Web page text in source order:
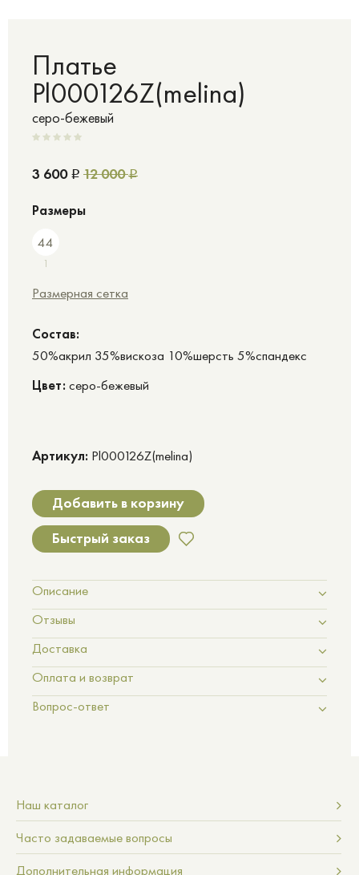
Платье
Pl000126Z(melina)
серо-бежевый
3 600 Р 12 000Р
Размеры
44
1
Размерная сетка
Cостав:
50%акрил 35%вискоза 10%шерсть 5%спандекс
Цвет: серо-бежевый
Артикул: Pl000126Z(melina)
Добавить в корзину
Быстрый заказ
Описание
Отзывы
Доставка
Оплата и возврат
Вопрос-ответ
Наш каталог
Часто задаваемые вопросы
Дополнительная информация